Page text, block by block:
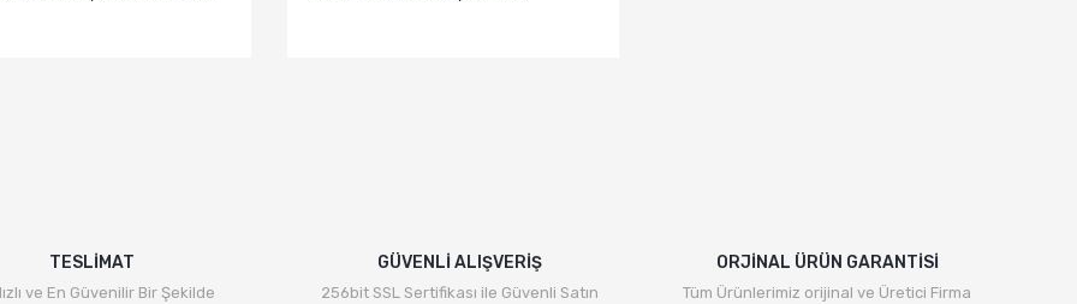
TESLİMAT
ve En Güvenilir Bir Şekilde
GÜVENLİ ALIŞVERİŞ
256bit SSL Sertifikası ile Güvenli Satın
ORJİNAL ÜRÜN GARANTİSİ
Tüm Ürünlerimiz orijinal ve Üretici Firma